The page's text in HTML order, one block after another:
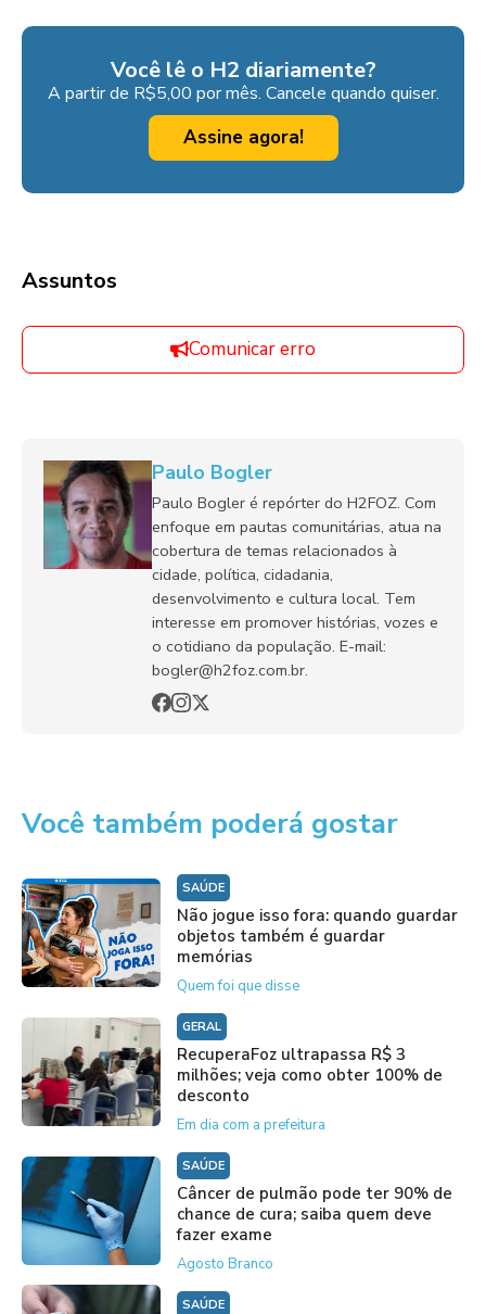
Você lê o H2 diariamente?
A partir de R$5,00 por mês. Cancele quando quiser.
Assine agora!
Assuntos
Comunicar erro
Paulo Bogler
Paulo Bogler é repórter do H2FOZ. Com
enfoque em pautas comunitárias, atua na
cobertura de temas relacionados à
cidade, política, cidadania,
desenvolvimento e cultura local. Tem
interesse em promover histórias, vozes e
o cotidiano da população. E-mail:
bogler@h2foz.com.br.
Você também poderá gostar
SAÚDE
Não jogue isso fora: quando guardar
objetos também é guardar
memórias
Quem foi que disse
GERAL
RecuperaFoz ultrapassa R$ 3
milhões; veja como obter 100% de
desconto
Em dia com a prefeitura
SAÚDE
Câncer de pulmão pode ter 90% de
chance de cura; saiba quem deve
fazer exame
Agosto Branco
SAÚDE